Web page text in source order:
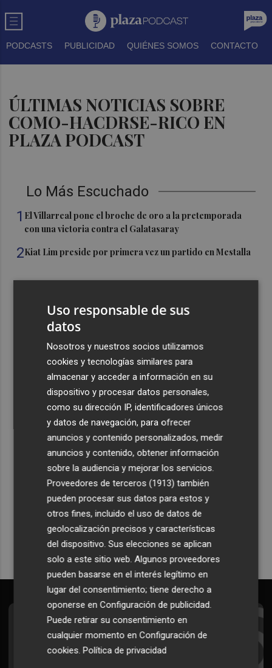
PODCASTS PUBLICIDAD QUIÉNES SOMOS CONTACTO
ÚLTIMAS NOTICIAS SOBRE
COMO-HACDRSE-RICO EN
PLAZA PODCAST
Lo Más Escuchado
1 El Villarreal pone el broche de oro a la pretemporada
con una victoria contra el Galatasaray
2Kiat Lim preside por primera vez un partido en Mestalla
Aemet prevé peligro de incendios "muy alto" o
el día del eclipse
Company: “Estamos comenzando a ver el equipo que
queremos ver en la Liga”
Recibe toda la actualidad de
Plaza Podcast en tu correo
Quiero suscribirme
Suscríbete al Boletín
Todos los días a primera hora en tu email
Uso responsable de sus
datos
Nosotros y nuestros socios utilizamos
cookies y tecnologías similares para
almacenar y acceder a información en su
dispositivo y procesar datos personales,
como su dirección IP, identificadores únicos
y datos de navegación, para ofrecer
anuncios y contenido personalizados, medir
anuncios y contenido, obtener información
sobre la audiencia y mejorar los servicios.
Proveedores de terceros (1913) también
pueden procesar sus datos para estos y
otros fines, incluido el uso de datos de
geolocalización precisos y características
del dispositivo. Sus elecciones se aplican
solo a este sitio web. Algunos proveedores
pueden basarse en el interés legítimo en
lugar del consentimiento; tiene derecho a
oponerse enConfiguración de publicidad.
Puede retirar su consentimiento en
cualquier momento enConfiguración de
cookies.Política de privacidad